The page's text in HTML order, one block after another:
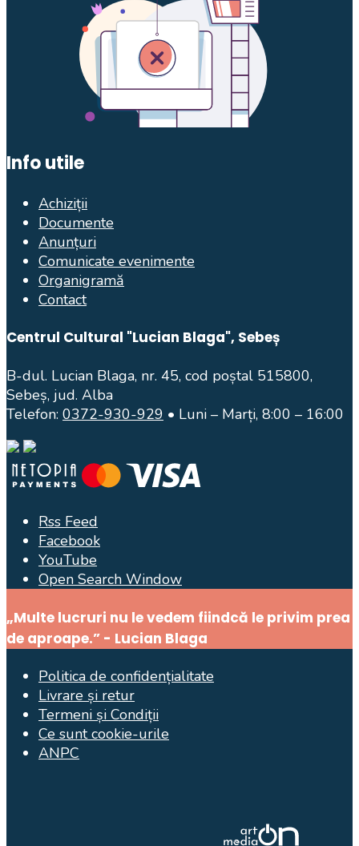
Info utile
Achiziții
Documente
Anunțuri
Comunicate evenimente
Organigramă
Contact
Centrul Cultural "Lucian Blaga", Sebeș
B-dul. Lucian Blaga, nr. 45, cod poștal 515800,
Sebeș, jud. Alba
Telefon: 0372-930-929 • Luni – Marți, 8:00 – 16:00
Rss Feed
Facebook
YouTube
Open Search Window
„Multe lucruri nu le vedem fiindcă le privim prea
de aproape.” - Lucian Blaga
Politica de confidențialitate
Livrare și retur
Termeni și Condiții
Ce sunt cookie-urile
ANPC